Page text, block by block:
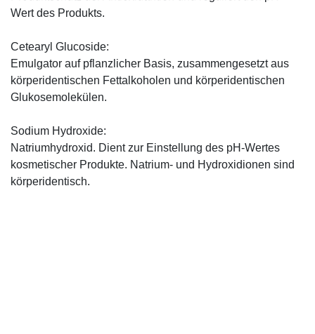
Wert des Produkts.
Cetearyl Glucoside:
Emulgator auf pflanzlicher Basis, zusammengesetzt aus
körperidentischen Fettalkoholen und körperidentischen
Glukosemolekülen.
Sodium Hydroxide:
Natriumhydroxid. Dient zur Einstellung des pH-Wertes
kosmetischer Produkte. Natrium- und Hydroxidionen sind
körperidentisch.